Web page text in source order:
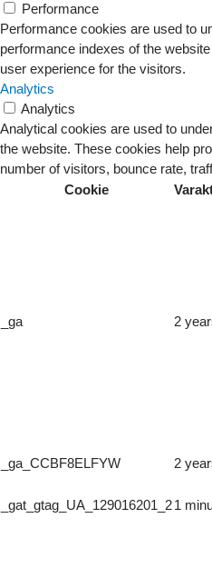
Performance
Performance cookies are used to
performance indexes of the
user experience for the visitors.
Analytics
Analytics
Analytical cookies are used to
the website. These cookies help
number of visitors, bounce rate,
Cookie
_ga 2
_ga_CCBF8ELFYW 2
_gat_gtag_UA_129016201_21